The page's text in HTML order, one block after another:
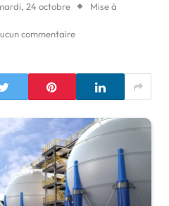
24 octobre Mise à
commentaire